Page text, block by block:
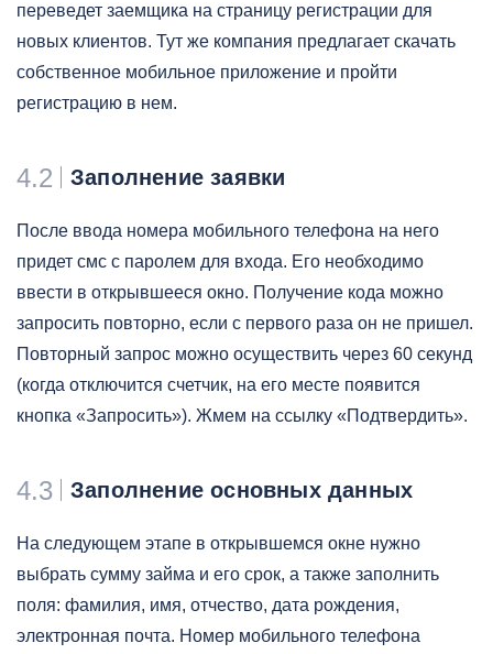
переведет заемщика на страницу регистрации для
новых клиентов. Тут же компания предлагает скачать
собственное мобильное приложение и пройти
регистрацию в нем.
4.2 Заполнение заявки
После ввода номера мобильного телефона на него
придет смс с паролем для входа. Его необходимо
ввести в открывшееся окно. Получение кода можно
запросить повторно, если с первого раза он не пришел.
Повторный запрос можно осуществить через 60 секунд
(когда отключится счетчик, на его месте появится
кнопка «Запросить»). Жмем на ссылку «Подтвердить».
4.3 Заполнение основных данных
На следующем этапе в открывшемся окне нужно
выбрать сумму займа и его срок, а также заполнить
поля: фамилия, имя, отчество, дата рождения,
электронная почта. Номер мобильного телефона